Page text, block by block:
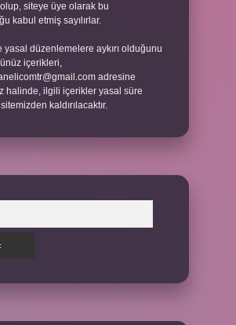
siteye üye olarak bu
kabul etmiş sayılırlar.
yasal düzenlemelere aykırı olduğunu
içerikleri,
adresine
halinde, ilgili içerikler yasal süre
kaldırılacaktır.